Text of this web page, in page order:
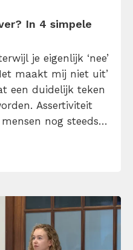
In 4 simpele
je eigenlijk ‘nee’
maakt mij niet uit’
een duidelijk teken
Assertiviteit
nog steeds
draait juist